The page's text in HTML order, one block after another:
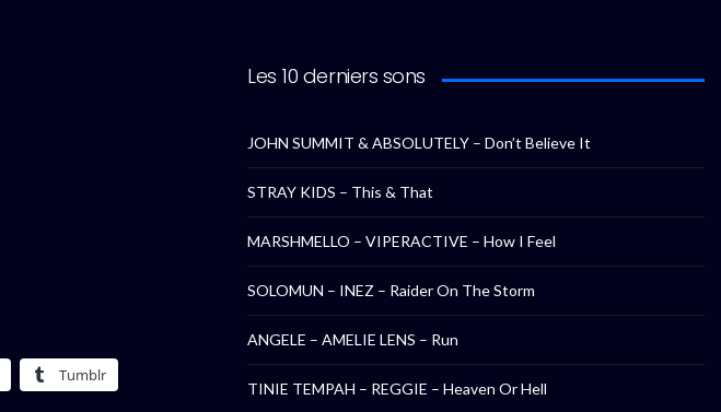
Tumblr
Les 10 derniers sons
JOHN SUMMIT & ABSOLUTELY – Don’t Believe It
STRAY KIDS – This & That
MARSHMELLO – VIPERACTIVE – How I Feel
SOLOMUN – INEZ – Raider On The Storm
ANGELE – AMELIE LENS – Run
TINIE TEMPAH – REGGIE – Heaven Or Hell